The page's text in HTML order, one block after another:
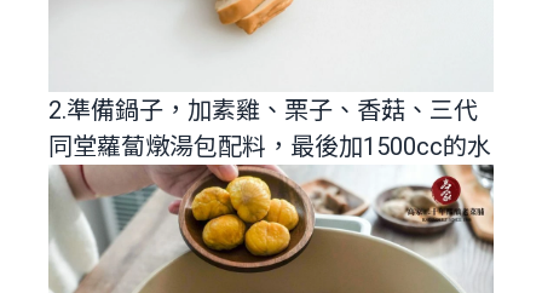
2.準備鍋子，加素雞、栗子、香菇、三代
同堂蘿蔔燉湯包配料，最後加1500cc的水